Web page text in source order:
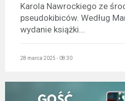
Karola Nawrockiego ze
pseudokibiców. Według
wydanie książki...
28 marca 2025 - 08:30